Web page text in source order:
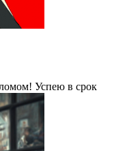
Успею в срок